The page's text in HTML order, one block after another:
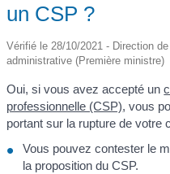
un CSP ?
Vérifié le 28/10/2021 - Direction
administrative (Première ministre)
Oui, si vous avez accepté un
professionnelle (CSP), vous
portant sur la rupture de votre
Vous pouvez contester le
la proposition du CSP.